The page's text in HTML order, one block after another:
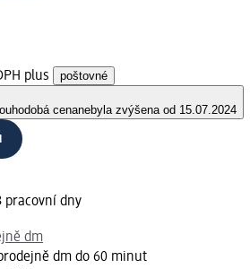
plus poštovné
cenanebyla zvýšena od 15.07.2024
pracovní dny
dm
dm do 60 minut